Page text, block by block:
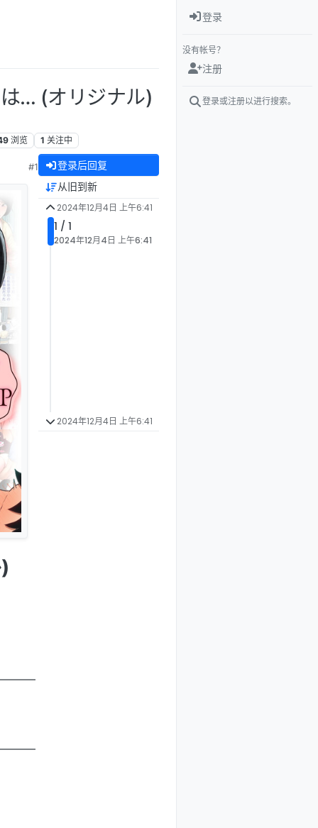
… (オリジナル)
浏览 1 关注中
#1 登录后回复
从旧到新
2024年12月4日 上午6:41
1 / 1
2024年12月4日 上午6:41
2024年12月4日 上午6:41
登录
没有帐号？
注册
登录或注册以进行搜索。